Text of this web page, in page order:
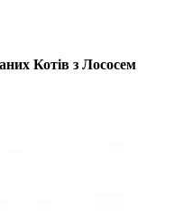
Котів з Лососем